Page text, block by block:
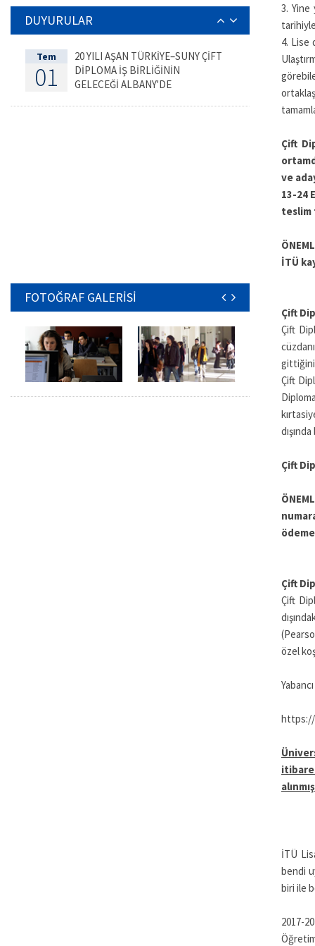
DUYURULAR
Tem
01
20 YILI AŞAN TÜRKİYE–SUNY ÇİFT
DİPLOMA İŞ BİRLİĞİNİN
GELECEĞİ ALBANY'DE
FOTOĞRAF GALERİSİ
3. Yine
4. Lise
Çift
ve
13-24
teslim
İTÜ
Çift
Çift
Çift
Çift
Çift
Çift
özel
https://
İTÜ
bendi
biri ile
2017-